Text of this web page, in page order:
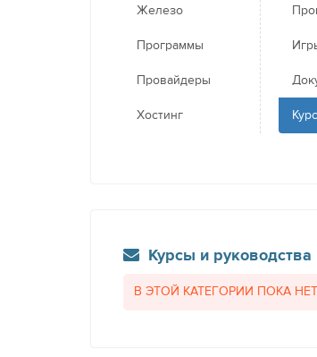
Железо
Программы
Провайдеры
Хостинг
Курсы и руководства
В ЭТОЙ КАТЕГОРИИ ПОКА